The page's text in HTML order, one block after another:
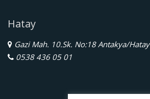
Hatay
Gazi Mah. 10.Sk. No:18 Antakya/Hatay
0538 436 05 01